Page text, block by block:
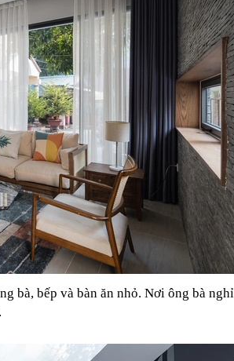
bà, bếp và bàn ăn nhỏ. Nơi ông bà nghỉ